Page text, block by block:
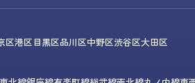
区港区目黒区品川区中野区渋谷区大田区